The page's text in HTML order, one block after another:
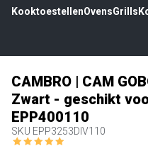
KooktoestellenOvensGrills
CAMBRO | CAM
Zwart - geschikt
EPP400110
SKU EPP3253DIV110